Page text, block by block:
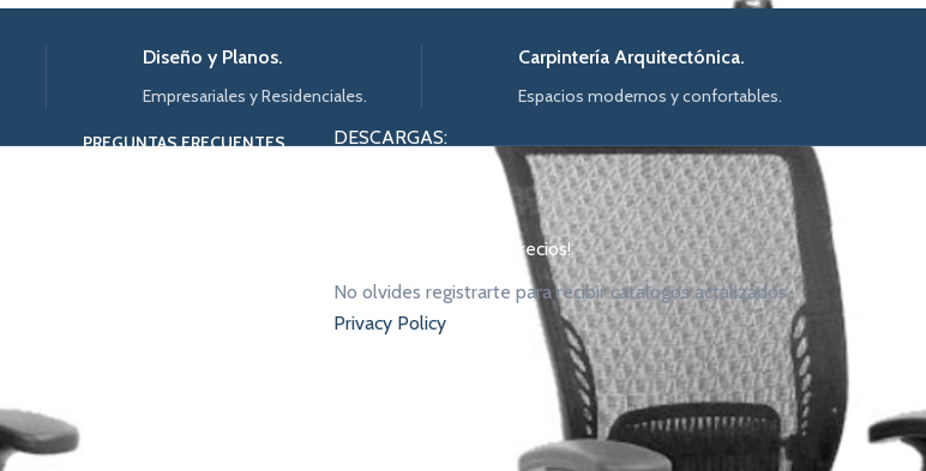
Diseño y Planos.
Empresariales y Residenciales.
Carpintería Arquitectónica.
Espacios modernos y confortables.
PREGUNTAS FRECUENTES
DESCARGAS:
Catalogos y listas de precios!
No olvides registrarte para recibir catalogos actalizados
Privacy Policy